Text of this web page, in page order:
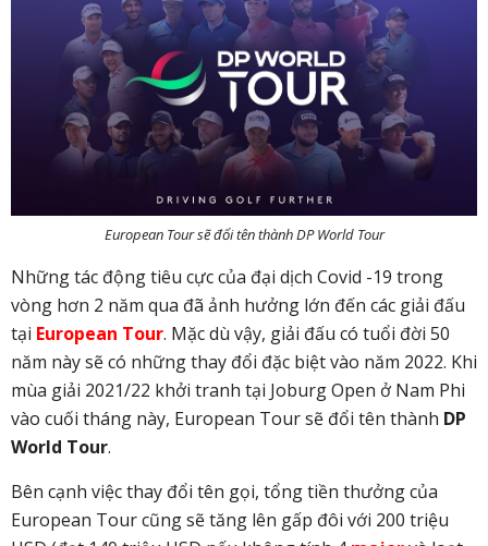
European Tour sẽ đổi tên thành DP World Tour
Những tác động tiêu cực của đại dịch Covid -19 trong
vòng hơn 2 năm qua đã ảnh hưởng lớn đến các giải đấu
tại European Tour. Mặc dù vậy, giải đấu có tuổi đời 50
năm này sẽ có những thay đổi đặc biệt vào năm 2022. Khi
mùa giải 2021/22 khởi tranh tại Joburg Open ở Nam Phi
vào cuối tháng này, European Tour sẽ đổi tên thành DP
World Tour.
Bên cạnh việc thay đổi tên gọi, tổng tiền thưởng của
European Tour cũng sẽ tăng lên gấp đôi với 200 triệu